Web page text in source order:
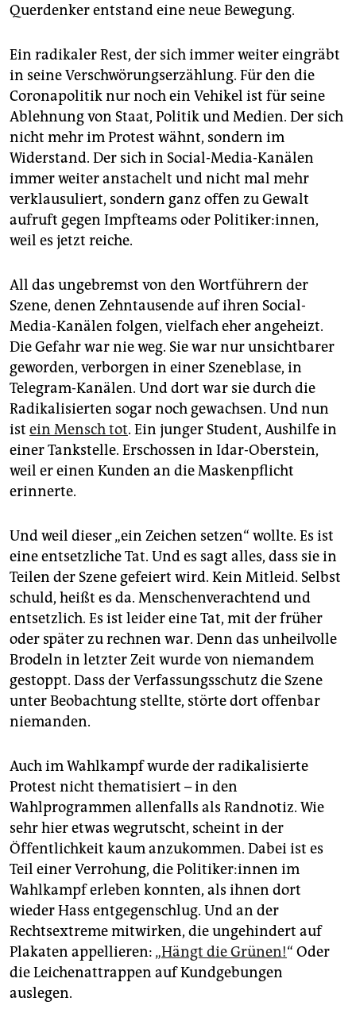
Querdenker entstand eine neue Bewegung.
Ein radikaler Rest, der sich immer weiter eingräbt
in seine Verschwörungserzählung. Für den die
Coronapolitik nur noch ein Vehikel ist für seine
Ablehnung von Staat, Politik und Medien. Der sich
nicht mehr im Protest wähnt, sondern im
Widerstand. Der sich in Social-Media-Kanälen
immer weiter anstachelt und nicht mal mehr
verklausuliert, sondern ganz offen zu Gewalt
aufruft gegen Impfteams oder Politiker:innen,
weil es jetzt reiche.
All das ungebremst von den Wortführern der
Szene, denen Zehntausende auf ihren Social-
Media-Kanälen folgen, vielfach eher angeheizt.
Die Gefahr war nie weg. Sie war nur unsichtbarer
geworden, verborgen in einer Szeneblase, in
Telegram-Kanälen. Und dort war sie durch die
Radikalisierten sogar noch gewachsen. Und nun
ist ein Mensch tot. Ein junger Student, Aushilfe in
einer Tankstelle. Erschossen in Idar-Oberstein,
weil er einen Kunden an die Maskenpflicht
erinnerte.
Und weil dieser „ein Zeichen setzen“ wollte. Es ist
eine entsetzliche Tat. Und es sagt alles, dass sie in
Teilen der Szene gefeiert wird. Kein Mitleid. Selbst
schuld, heißt es da. Menschenverachtend und
entsetzlich. Es ist leider eine Tat, mit der früher
oder später zu rechnen war. Denn das unheilvolle
Brodeln in letzter Zeit wurde von niemandem
gestoppt. Dass der Verfassungsschutz die Szene
unter Beobachtung stellte, störte dort offenbar
niemanden.
Auch im Wahlkampf wurde der radikalisierte
Protest nicht thematisiert – in den
Wahlprogrammen allenfalls als Randnotiz. Wie
sehr hier etwas wegrutscht, scheint in der
Öffentlichkeit kaum anzukommen. Dabei ist es
Teil einer Verrohung, die Po­li­ti­ke­r:in­nen im
Wahlkampf erleben konnten, als ihnen dort
wieder Hass entgegenschlug. Und an der
Rechtsextreme mitwirken, die ungehindert auf
Plakaten appellieren: „Hängt die Grünen!“ Oder
die Leichen­attrappen auf Kundgebungen
auslegen.